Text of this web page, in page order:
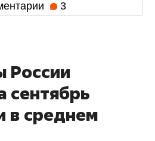
3
России
сентябрь
в среднем